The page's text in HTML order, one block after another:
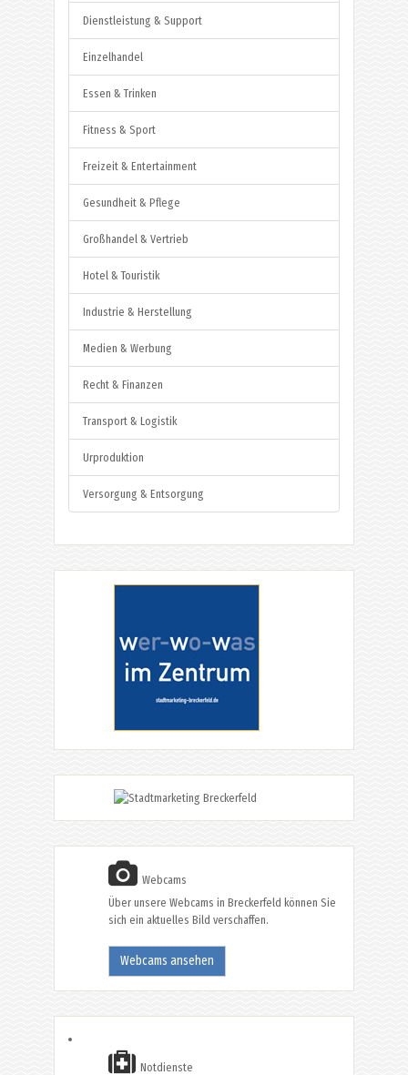
Dienstleistung & Support
Einzelhandel
Essen & Trinken
Fitness & Sport
Freizeit & Entertainment
Gesundheit & Pflege
Großhandel & Vertrieb
Hotel & Touristik
Industrie & Herstellung
Medien & Werbung
Recht & Finanzen
Transport & Logistik
Urproduktion
Versorgung & Entsorgung
Webcams
Über unsere Webcams in Breckerfeld können Sie
sich ein aktuelles Bild verschaffen.
Webcams ansehen
Notdienste